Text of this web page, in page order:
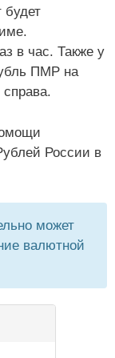
будет
в час. Также у
ПМР на
России в
может
валютной